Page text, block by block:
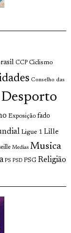
CCP Ciclismo
Conselho das
Desporto
Exposição fado
Ligue 1 Lille
Medias Musica
PS PSD PSG Religião